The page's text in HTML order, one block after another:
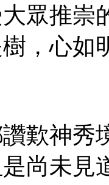
眾推崇
，心如
神秀
是尚未見